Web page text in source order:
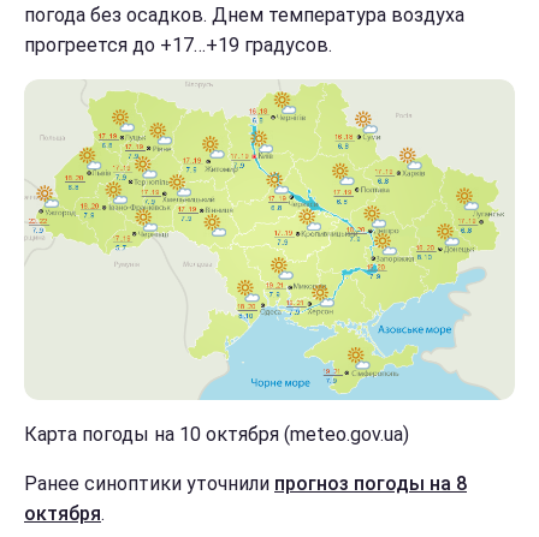
погода без осадков. Днем температура воздуха
прогреется до +17…+19 градусов.
Карта погоды на 10 октября (meteo.gov.ua)
Ранее синоптики уточнили прогноз погоды на 8
октября.